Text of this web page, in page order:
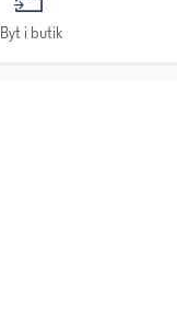
Byt i butik